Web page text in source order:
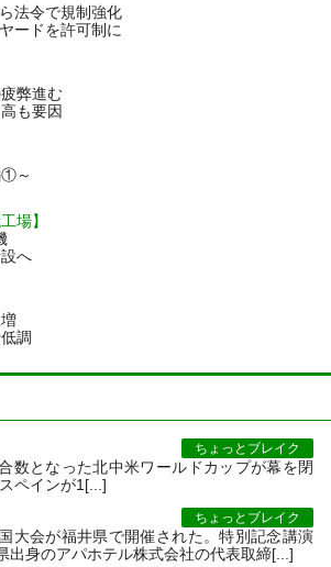
法令で規制強化
ードを許可制に
弊進む
も要因
①～
場】
へ
調
ちょっとブレイク
数となった北中米ワールドカップが幕を閉
ペインが1[...]
ちょっとブレイク
大会が福井県で開催された。特別記念講演
出身のアパホテル株式会社の代表取締[...]